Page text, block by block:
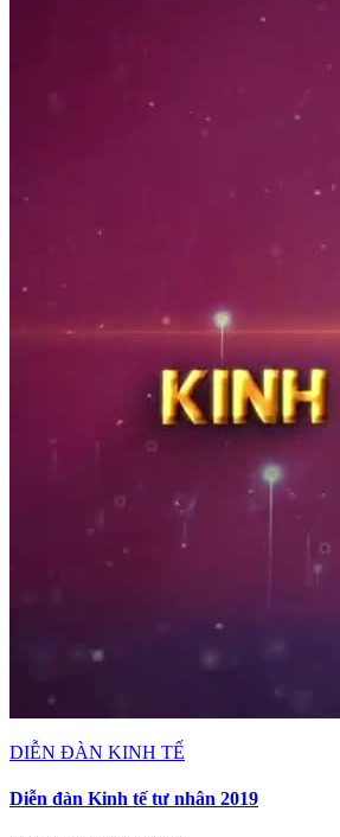
DIỄN ĐÀN KINH TẾ
Diễn đàn Kinh tế tư nhân 2019